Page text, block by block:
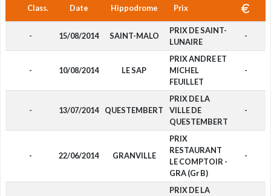
Class. Date Hippodrome Prix
- 15/08/2014 SAINT-MALO
PRIX DE SAINT-
LUNAIRE
-
- 10/08/2014 LE SAP
PRIX ANDRE ET
MICHEL
FEUILLET
-
- 13/07/2014 QUESTEMBERT
PRIX DE LA
VILLE DE
QUESTEMBERT
-
- 22/06/2014 GRANVILLE
PRIX
RESTAURANT
LE COMPTOIR -
GRA (Gr B)
-
PRIX DE LA